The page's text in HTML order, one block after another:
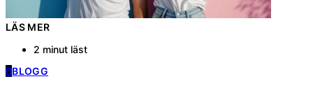
LÄS MER
2 minut läst
BBLOGG